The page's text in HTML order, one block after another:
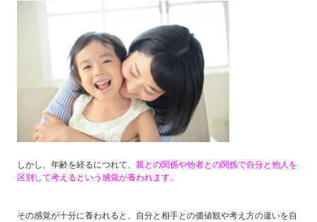
しかし、年齢を経るにつれて、 親との関係や他者との関係で自分と他人を
区別して考えるという感覚が養われます。
その感覚が十分に養われると、自分と相手との価値観や考え方の違いを自